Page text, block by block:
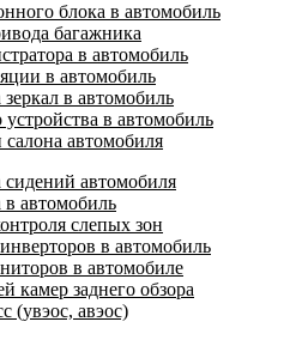
блока в автомобиль
багажника
в автомобиль
в автомобиль
в автомобиль
в автомобиль
салона автомобиля
сидений автомобиля
в автомобиль
слепых зон
в автомобиль
в автомобиле
камер заднего обзора
(увэос, авэос)